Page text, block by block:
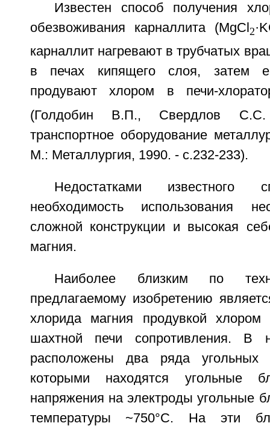
Известен способ получения
обезвоживания карналлита (MgCl 2
карналлит нагревают в трубчатых
в печах кипящего слоя, затем
продувают хлором в печи-
(Голдобин В.П., Свердлов С.С.
транспортное оборудование
М.: Металлургия, 1990. - с.232-233).
Недостатками известного
необходимость использования
сложной конструкции и высокая
магния.
Наиболее близким по
предлагаемому изобретению
хлорида магния продувкой
шахтной печи сопротивления. В
расположены два ряда угольных
которыми находятся угольные
напряжения на электроды угольные
температуры ~750°С. На эти